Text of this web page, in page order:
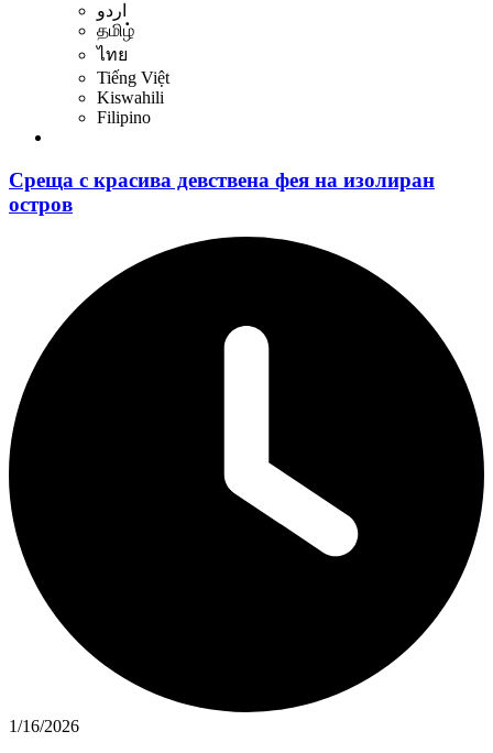
اردو
தமிழ்
ไทย
Tiếng Việt
Kiswahili
Filipino
Среща с красива девствена фея на изолиран
остров
1/16/2026